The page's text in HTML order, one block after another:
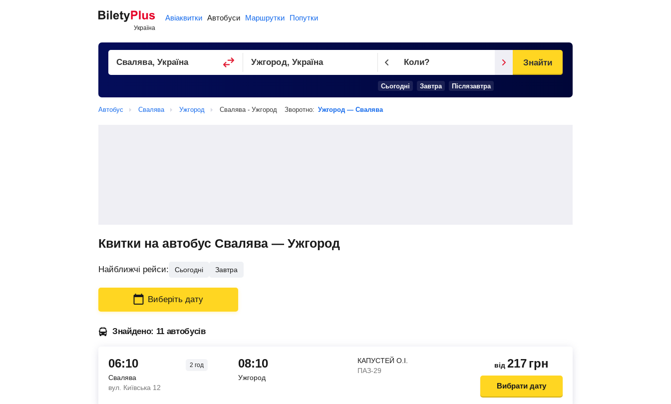
Авіаквитки Автобуси Маршрутки Попутки
Коли?
Cьогодні Завтра Післязавтра
Знайти
Автобус Свалява Ужгород Свалява - Ужгород Зворотно: Ужгород — Свалява
Квитки на автобус Свалява — Ужгород
Найближчі рейси: Сьогодні Завтра
Виберіть дату
Знайдено: 11 автобусів
06:10 2 год
Свалява
вул. Київська 12
08:10
Ужгород
КАПУСТЕЙ О.І.
ПАЗ-29
від 217грн
Вибрати дату